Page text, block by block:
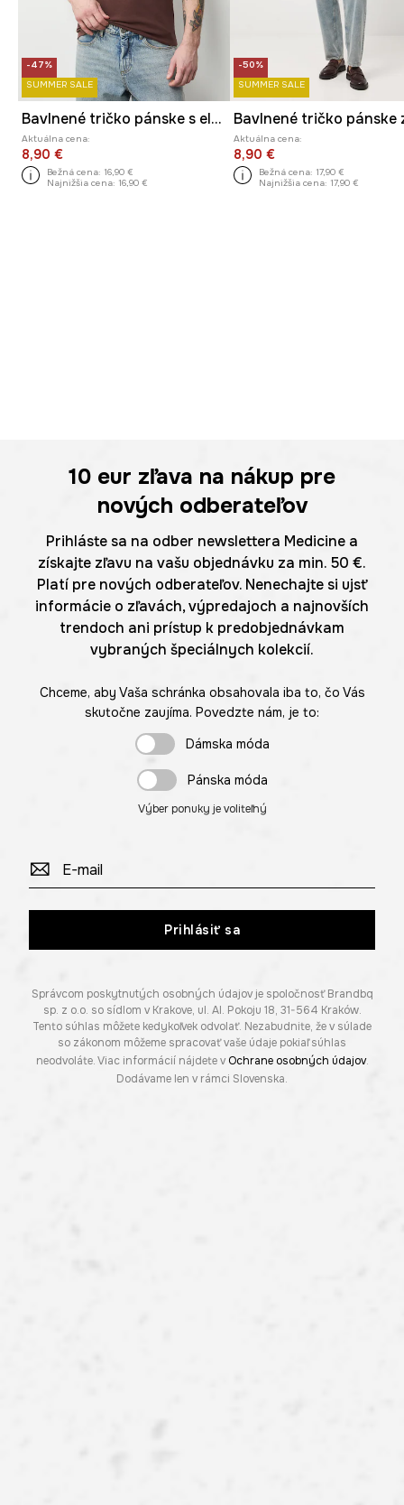
-47%
SUMMER SALE
Bavlnené tričko pánske s elastanom z Mačacej kolekcie
Aktuálna cena:
8,90 €
Bežná cena: 16,90 €
Najnižšia cena: 16,90 €
-50%
SUMMER SALE
Aktuálna cena:
8,90 €
Bežná cena: 17,90 €
Najnižšia cena: 17,90 €
10 eur zľava na nákup pre
nových odberateľov
Prihláste sa na odber newslettera Medicine a
získajte zľavu na vašu objednávku za min. 50 €.
Platí pre nových odberateľov. Nenechajte si ujsť
informácie o zľavách, výpredajoch a najnovších
trendoch ani prístup k predobjednávkam
vybraných špeciálnych kolekcií.
Chceme, aby Vaša schránka obsahovala iba to, čo Vás
skutočne zaujíma. Povedzte nám, je to:
Dámska móda
Pánska móda
Výber ponuky je voliteľný
Prihlásiť sa
Správcom poskytnutých osobných údajov je spoločnosť Brandbq
sp. z o.o. so sídlom v Krakove, ul. Al. Pokoju 18, 31-564 Kraków.
Tento súhlas môžete kedykoľvek odvolať. Nezabudnite, že v súlade
so zákonom môžeme spracovať vaše údaje pokiaľ súhlas
neodvoláte. Viac informácií nájdete v Ochrane osobných údajov.
Dodávame len v rámci Slovenska.